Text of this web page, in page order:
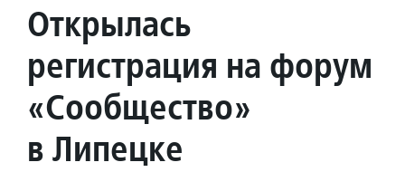
Открылась
регистрация на форум
«Сообщество»
в Липецке